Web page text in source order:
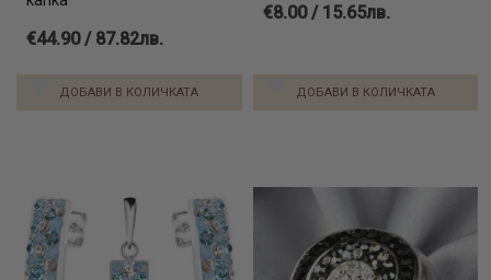
€44.90 / 87.82лв.
ДОБАВИ В КОЛИЧКАТА
€8.00 / 15.65лв.
ДОБАВИ В КОЛИЧКАТА